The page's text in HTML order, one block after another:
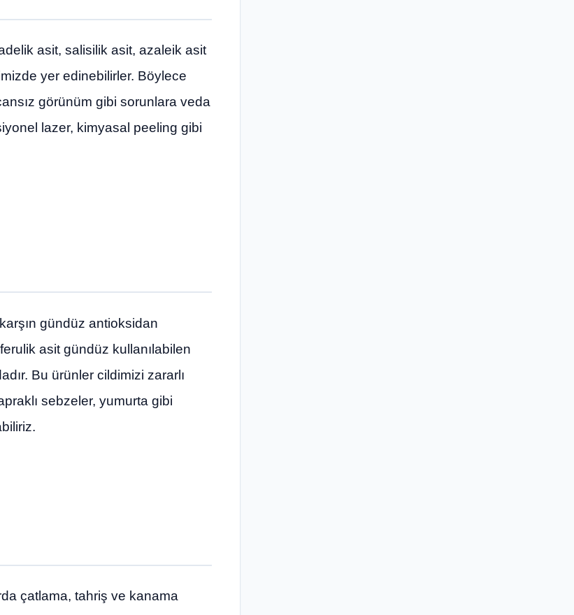
asit, salisilik asit, azaleik asit
yer edinebilirler. Böylece
görünüm gibi sorunlara veda
lazer, kimyasal peeling gibi
gündüz antioksidan
asit gündüz kullanılabilen
Bu ürünler cildimizi zararlı
sebzeler, yumurta gibi
çatlama, tahriş ve kanama